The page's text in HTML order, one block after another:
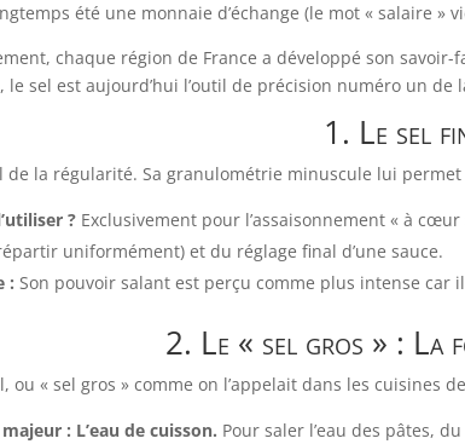
été une monnaie d’échange (le mot « salaire »
chaque région de France a développé son
le sel est aujourd’hui l’outil de précision numéro un de
1. Le sel
de la régularité. Sa granulométrie minuscule lui
? Exclusivement pour l’assaisonnement « à
uniformément) et du réglage final d’une sauce.
: Son pouvoir salant est perçu comme plus intense
2. Le « sel gros » : La
ou « sel gros » comme on l’appelait dans les cuisines
majeur : L’eau de cuisson. Pour saler l’eau des pâtes,